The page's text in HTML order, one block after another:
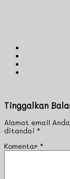
Tinggalkan
Alamat email
ditandai *
Komentar *